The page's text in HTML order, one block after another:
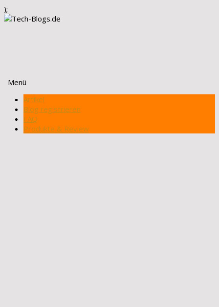
);
Menü
Zum
Inhalt
springen
Artikel
Blog registrieren
FAQ
Produkte & Review